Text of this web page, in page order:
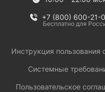
+7 (800) 600-21-
Бесплатно для
Инструкция пользования
Системные
Пользовательское